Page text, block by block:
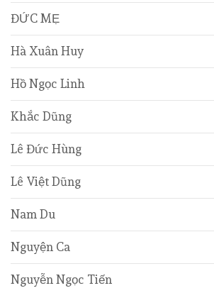
ĐỨC MẸ
Hà Xuân Huy
Hồ Ngọc Linh
Khắc Dũng
Lê Đức Hùng
Lê Việt Dũng
Nam Du
Nguyện Ca
Nguyễn Ngọc Tiến